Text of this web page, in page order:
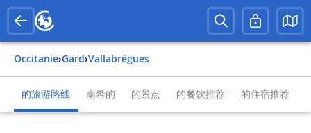
Occitanie› Gard› Vallabrègues
的旅游路线 南希的 的景点 的餐饮推荐 的住宿推荐